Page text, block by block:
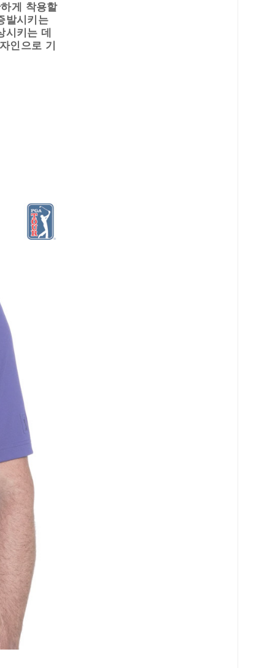
게 착용할
발시키는
키는 데
인으로 기